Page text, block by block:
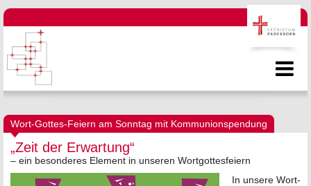
Wort-Gottes-Feiern am Sonntag mit Kommunionspendung
„Zeit der Erwartung“
– ein besonderes Element in unseren Wortgottesfeiern
In unsere Wort-